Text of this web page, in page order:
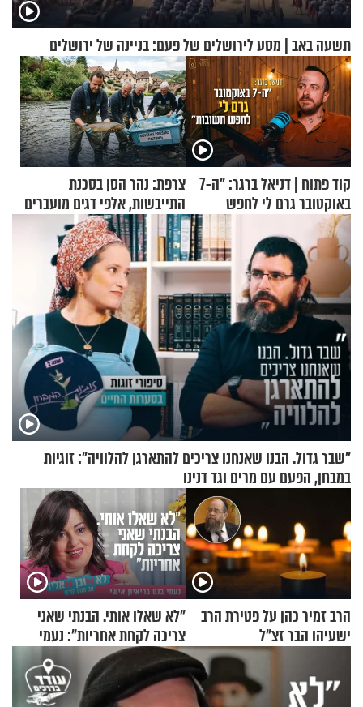
תשעה באב | מסע לירושלים של פעם: בניינה של ירושלים
קוד פתוח | דניאל ברגר: "ה-7
באוקטובר גרם לי לחפש
תשובות"
צרפת: נהר הסן בסכנת
התייבשות, אלפי דגים מועברים
במבצעי חילוץ
"שבר גדול. הבנו שאנחנו צריכים להתארגן להלוויה": זוגיות
במבחן, הפעם עם מרים וגד דנינו
הרב זמיר כהן על פטירת הרב
ישעיהו הבר זצ"ל
"לא שאלו אותי. הבנתי שאני
צריכה לקחת אחריות": נעמי
בנט בריאיון אישי